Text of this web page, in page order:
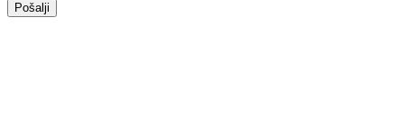
Pošalji